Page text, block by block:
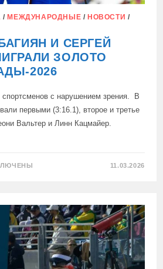
/ МЕЖДУНАРОДНЫЕ / НОВОСТИ /
И СЕРГЕЙ
ЗОЛОТО
2026
с нарушением зрения. В
первыми (3:16.1), второе и третье
Вальтер и Линн Кацмайер.
2026
11.03.2026